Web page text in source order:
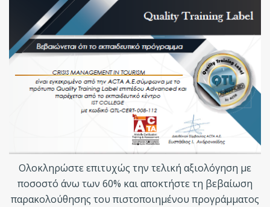
Ολοκληρώστε επιτυχώς την τελική αξιολόγηση με
ποσοστό άνω των 60% και αποκτήστε τη βεβαίωση
παρακολούθησης του πιστοποιημένου προγράμματος